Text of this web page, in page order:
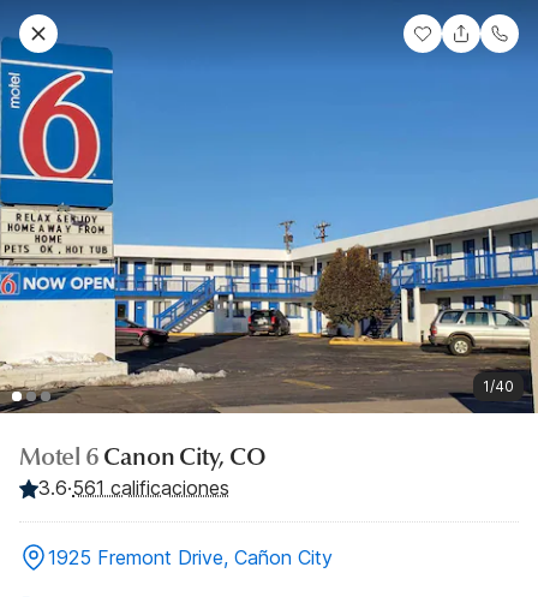
1/40
Motel 6 Canon City, CO
3.6·561 calificaciones
1925 Fremont Drive, Cañon City